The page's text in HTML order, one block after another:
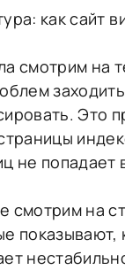
как сайт
смотрим на
Это
не попадает
смотрим на
показывают,